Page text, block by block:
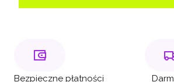
Bezpieczne płatności